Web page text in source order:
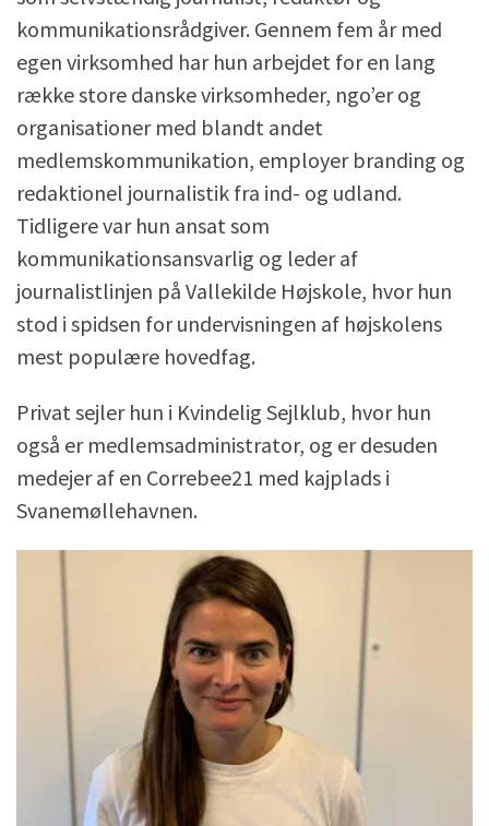
kommunikationsrådgiver. Gennem fem år med
egen virksomhed har hun arbejdet for en lang
række store danske virksomheder, ngo’er og
organisationer med blandt andet
medlemskommunikation, employer branding og
redaktionel journalistik fra ind- og udland.
Tidligere var hun ansat som
kommunikationsansvarlig og leder af
journalistlinjen på Vallekilde Højskole, hvor hun
stod i spidsen for undervisningen af højskolens
mest populære hovedfag.
Privat sejler hun i Kvindelig Sejlklub, hvor hun
også er medlemsadministrator, og er desuden
medejer af en Correbee21 med kajplads i
Svanemøllehavnen.